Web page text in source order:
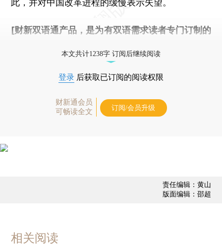
此，并对中国改革进程的缓慢表示失望。
[财新双语通产品，是为有双语需求读者专门订制的
本文共计1238字 订阅后继续阅读
登录 后获取已订阅的阅读权限
财新通会员
可畅读全文
订阅/会员升级
责任编辑：黄山
版面编辑：邵超
相关阅读